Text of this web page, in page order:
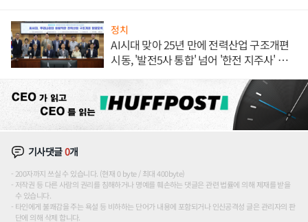
정치
AI시대 맞아 25년 만에 전력산업 구조개편
시동, '발전5사 통합' 넘어 '한전 지주사' 재편
기사댓글0개
200자까지 쓰실 수 있습니다. (현재 0 byte / 최대 400byte)
저작권 등 다른 사람의 권리를 침해하거나 명예를 훼손하는 댓글은 관련 법률에 의해 제재를 받을
수 있습니다.
타인에게 불쾌감을 주는 욕설 등 비하하는 단어가 내용에 포함되거나 인신공격성 글은 관리자의 판
단에 의해 삭제 합니다.